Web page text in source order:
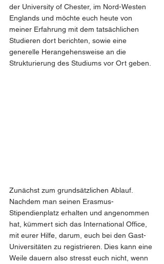
der University of Chester, im Nord-Westen
Englands und möchte euch heute von
meiner Erfahrung mit dem tatsächlichen
Studieren dort berichten, sowie eine
generelle Herangehensweise an die
Strukturierung des Studiums vor Ort geben.
Zunächst zum grundsätzlichen Ablauf.
Nachdem man seinen Erasmus-
Stipendienplatz erhalten und angenommen
hat, kümmert sich das International Office,
mit eurer Hilfe, darum, euch bei den Gast-
Universitäten zu registrieren. Dies kann eine
Weile dauern also stresst euch nicht, wenn